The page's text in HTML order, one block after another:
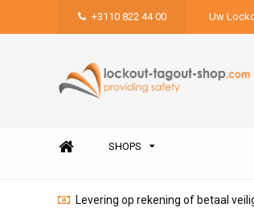
+3110 822 44 00 Uw
SHOPS
Levering op rekening of betaal